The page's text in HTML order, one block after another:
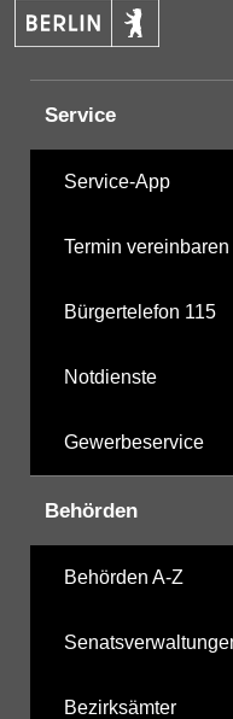
Service
Service-App
Termin vereinbaren
Bürgertelefon 115
Notdienste
Gewerbeservice
Behörden
Behörden A-Z
Bezirksämter